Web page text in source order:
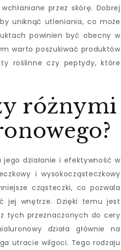
przez skórę. Dobrej
uniknąć utleniania, co może
powinien być obecny w
warto poszukiwać produktów
roślinne czy peptydy, które
różnymi
działanie i efektywność w
i wysokocząsteczkowy
cząsteczki, co pozwala
jej wnętrze. Dzięki temu jest
tych przeznaczonych do cery
działa głównie na
utracie wilgoci. Tego rodzaju